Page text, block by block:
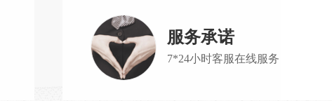
服务承诺
7*24小时客服在线服务